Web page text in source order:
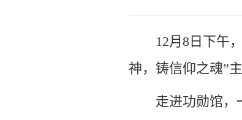
12月8日下午
神，铸信仰之魂”
走进功勋馆，